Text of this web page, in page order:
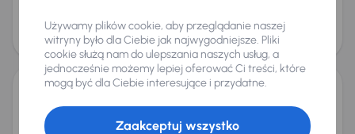
Cena
103 000 zł
Możliwość odliczenia VAT
Dacia Duster
2023 Diesel1.5 Blue dCi85 kW
Używamy plików cookie, aby przeglądanie naszej
witryny było dla Ciebie jak najwygodniejsze. Pliki
cookie służą nam do ulepszania naszych usług, a
jednocześnie możemy lepiej oferować Ci treści, które
mogą być dla Ciebie interesujące i przydatne.
Zaakceptuj wszystko